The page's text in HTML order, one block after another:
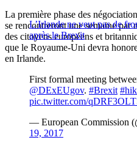
L’Irlande ne veut pas de
après le Brexit
La première phase des
se rencontreront une semaine par
des citoyens européens et
que le Royaume-Uni devra
en Irlande.
First formal meeting
@DExEUgov. #Brexit
pic.twitter.com/
— European Commission
19, 2017